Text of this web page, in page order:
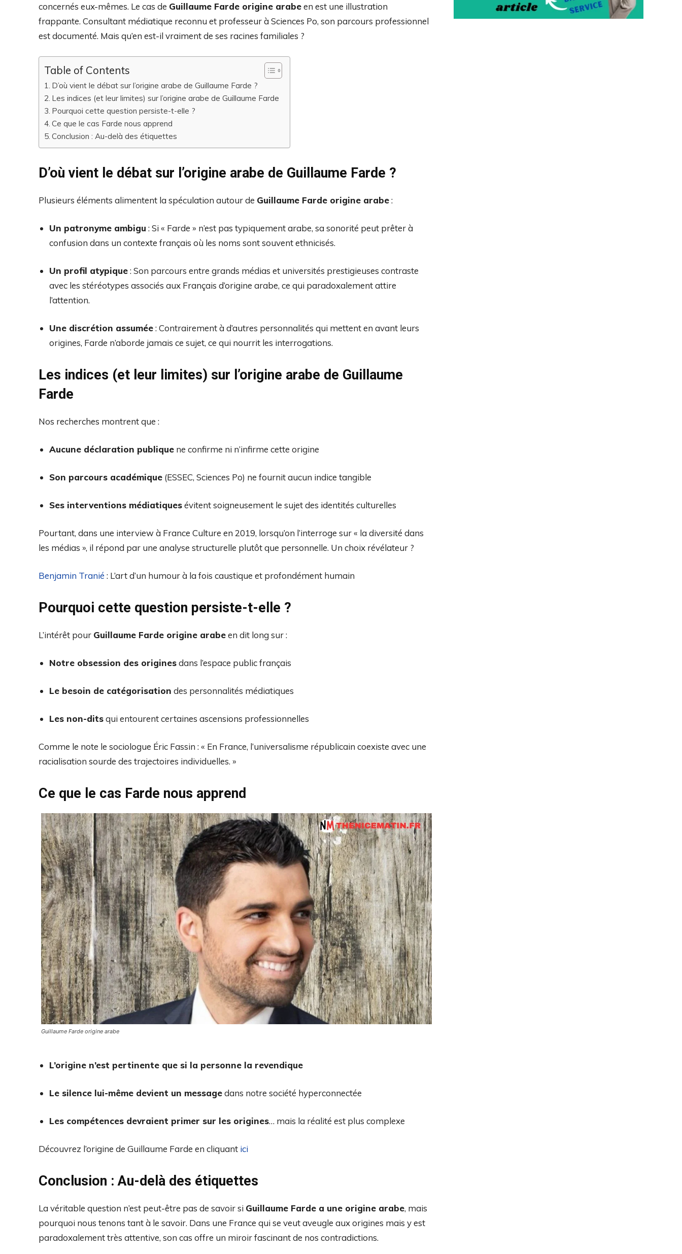
concernés eux-mêmes. Le cas de Guillaume Farde origine arabeen est une illustration
frappante. Consultant médiatique reconnu et professeur à Sciences Po, son parcours professionnel
est documenté. Mais qu’en est-il vraiment de ses racines familiales ?
Table of Contents
D’où vient le débat sur l’origine arabe de Guillaume Farde ?
Les indices (et leur limites) sur l’origine arabe de Guillaume Farde
Pourquoi cette question persiste-t-elle ?
Ce que le cas Farde nous apprend
Conclusion : Au-delà des étiquettes
D’où vient le débat sur l’origine arabe de Guillaume Farde ?
Plusieurs éléments alimentent la spéculation autour de Guillaume Farde origine arabe:
Un patronyme ambigu : Si « Farde » n’est pas typiquement arabe, sa sonorité peut prêter à
confusion dans un contexte français où les noms sont souvent ethnicisés.
Un profil atypique: Son parcours entre grands médias et universités prestigieuses contraste
avec les stéréotypes associés aux Français d’origine arabe, ce qui paradoxalement attire
l’attention.
Une discrétion assumée: Contrairement à d’autres personnalités qui mettent en avant leurs
origines, Farde n’aborde jamais ce sujet, ce qui nourrit les interrogations.
Les indices (et leur limites) sur l’origine arabe de Guillaume
Farde
Nos recherches montrent que :
Aucune déclaration publique ne confirme ni n’infirme cette origine
Son parcours académique (ESSEC, Sciences Po) ne fournit aucun indice tangible
Ses interventions médiatiquesévitent soigneusement le sujet des identités culturelles
Pourtant, dans une interview à France Culture en 2019, lorsqu’on l’interroge sur « la diversité dans
les médias », il répond par une analyse structurelle plutôt que personnelle. Un choix révélateur ?
Benjamin Tranié : L’art d’un humour à la fois caustique et profondément humain
Pourquoi cette question persiste-t-elle ?
L’intérêt pour Guillaume Farde origine arabeen dit long sur :
Notre obsession des originesdans l’espace public français
Le besoin de catégorisation des personnalités médiatiques
Les non-ditsqui entourent certaines ascensions professionnelles
Comme le note le sociologue Éric Fassin : « En France, l’universalisme républicain coexiste avec une
racialisation sourde des trajectoires individuelles. »
Ce que le cas Farde nous apprend
Guillaume Farde origine arabe
L’origine n’est pertinente que si la personne la revendique
Le silence lui-même devient un messagedans notre société hyperconnectée
Les compétences devraient primer sur les origines… mais la réalité est plus complexe
Découvrez l’origine de Guillaume Farde en cliquant ici
Conclusion : Au-delà des étiquettes
La véritable question n’est peut-être pas de savoir si Guillaume Farde a une origine arabe, mais
pourquoi nous tenons tant à le savoir. Dans une France qui se veut aveugle aux origines mais y est
paradoxalement très attentive, son cas offre un miroir fascinant de nos contradictions.